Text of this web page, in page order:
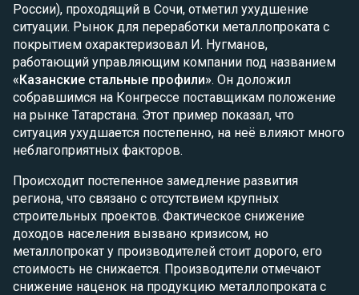
России), проходящий в Сочи, отметил ухудшение
ситуации. Рынок для переработки металлопроката с
покрытием охарактеризовал И. Нугманов,
работающий управляющим компании под названием
«Казанские стальные профили». Он доложил
собравшимся на Конгрессе поставщикам положение
на рынке Татарстана. Этот пример показал, что
ситуация ухудшается постепенно, на неё влияют много
неблагоприятных факторов.
Происходит постепенное замедление развития
региона, что связано с отсутствием крупных
строительных проектов. Фактическое снижение
доходов населения вызвано кризисом, но
металлопрокат у производителей стоит дорого, его
стоимость не снижается. Производители отмечают
снижение наценок на продукцию металлопроката с